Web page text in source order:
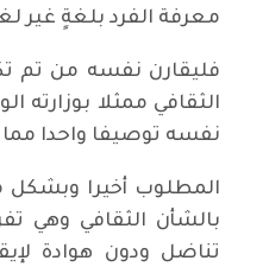
معرفة الفرد بلغةٍ غير
فليقارن نفسه من تم
الثقافي ممثلا بوزارته
نفسه توصيفا واحدا مما
المطلوب أخيرا
بالشأن الثقافي وهي
تناضل ودون هوادة